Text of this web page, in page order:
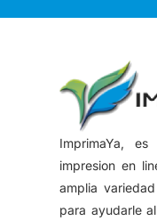
ImprimaYa,
impresion en
amplia
para ayudarle